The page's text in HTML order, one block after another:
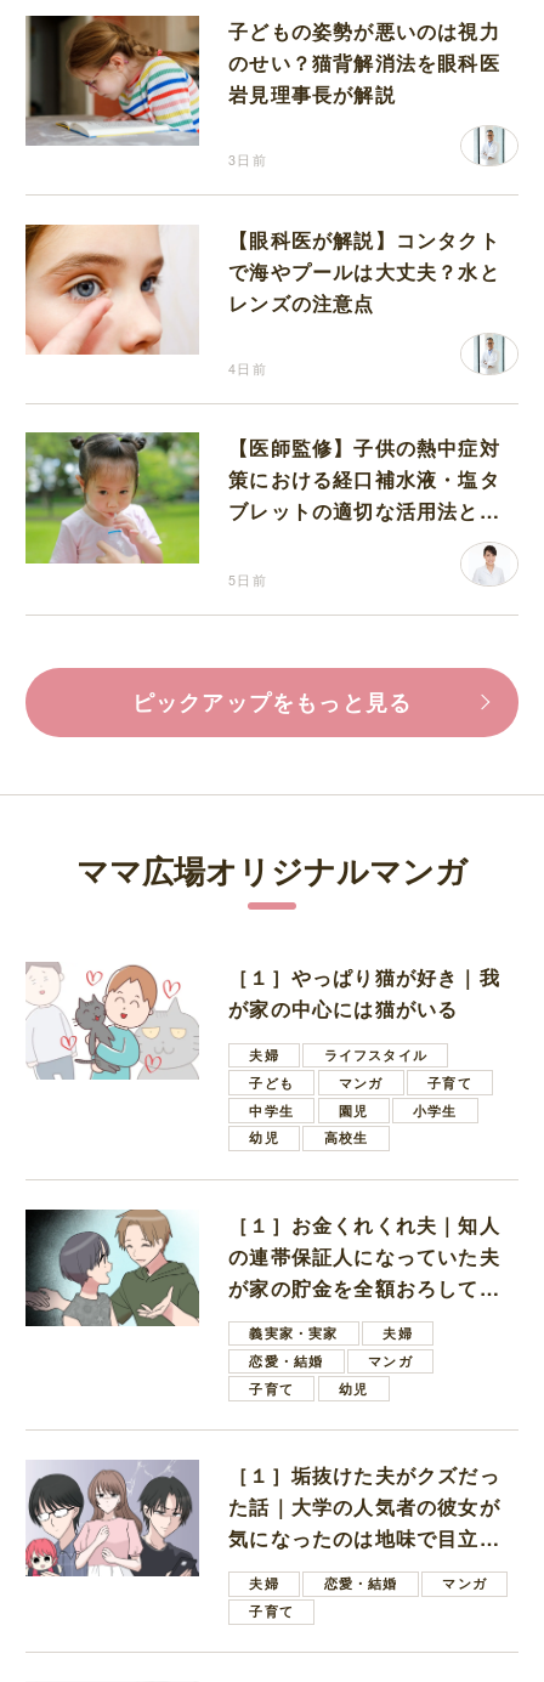
子どもの姿勢が悪いのは視力
のせい？猫背解消法を眼科医
岩見理事長が解説
3日前
【眼科医が解説】コンタクト
で海やプールは大丈夫？水と
レンズの注意点
4日前
【医師監修】子供の熱中症対
策における経口補水液・塩タ
ブレットの適切な活用法と水
5日前
ピックアップをもっと見る
ママ広場オリジナルマンガ
［１］やっぱり猫が好き｜我
が家の中心には猫がいる
夫婦
ライフスタイル
子ども
マンガ
子育て
中学生
園児
小学生
幼児
高校生
［１］お金くれくれ夫｜知人
の連帯保証人になっていた夫
が家の貯金を全額おろしてほ
しいと言ってきた
義実家・実家
夫婦
恋愛・結婚
マンガ
子育て
幼児
［１］垢抜けた夫がクズだっ
た話｜大学の人気者の彼女が
気になったのは地味で目立た
ない男子学生
夫婦 恋愛・結婚
マンガ
子育て